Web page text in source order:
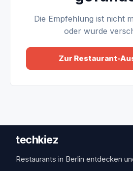
Die Empfehlung ist nicht
oder wurde
Zur Restaurant-
techkiez
Restaurants in Berlin entdecken